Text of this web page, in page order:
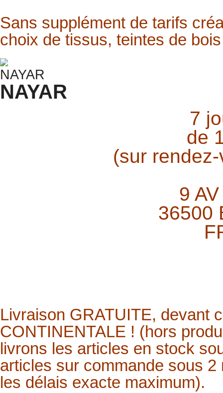
Sans supplément de tarifs
choix de tissus, teintes de
NAYAR
7
de
(sur
9
36500
Livraison GRATUITE, devant
CONTINENTALE ! (hors
livrons les articles en stock
articles sur commande sous
les délais exacte maximum).